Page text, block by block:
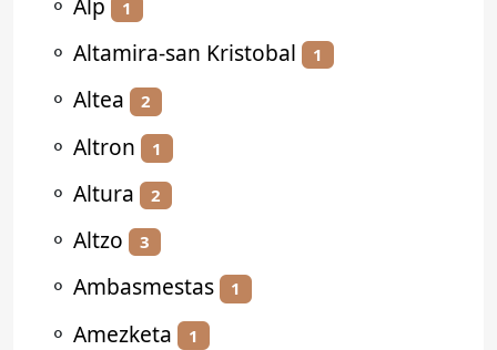
1
⚬ Altamira-san Kristobal 1
⚬ Altea 2
⚬ Altron 1
⚬ Altura 2
⚬ Altzo 3
⚬ Ambasmestas 1
⚬ Amezketa 1